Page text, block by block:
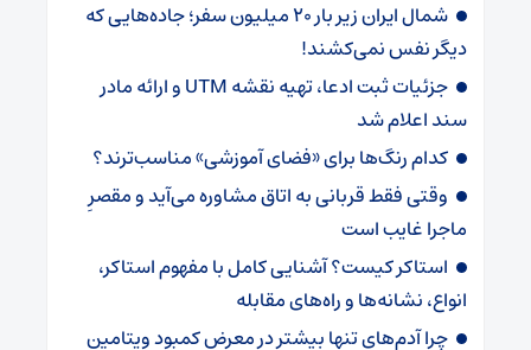
شمال ایران زیر بار 20 میلیون سفر؛ جاده‌هایی که
دیگر نفس نمی‌کشند!
جزئیات ثبت ادعا، تهیه نقشه UTM و ارائه مادر
سند اعلام شد
کدام رنگ‌ها برای «فضای آموزشی» مناسب‌ترند؟
وقتی فقط قربانی به اتاق مشاوره می‌آید و مقصرِ
ماجرا غایب است
استاکر کیست؟ آشنایی کامل با مفهوم استاکر،
انواع، نشانه‌ها و راه‌های مقابله
چرا آدم‌های تنها بیشتر در معرض کمبود ویتامین